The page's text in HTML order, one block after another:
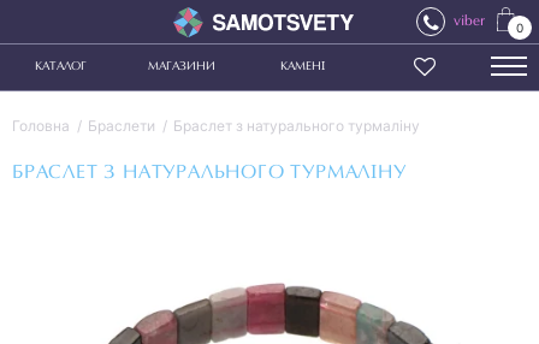
viber 0
КАТАЛОГ МАГАЗИНИ КАМЕНІ
Головна Браслети Браслет з натурального турмаліну
БРАСЛЕТ З НАТУРАЛЬНОГО ТУРМАЛІНУ